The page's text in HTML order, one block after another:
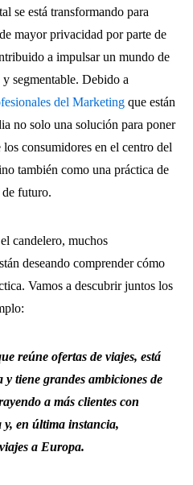
se está transformando para
mayor privacidad por parte de
a impulsar un mundo de
segmentable. Debido a
del Marketing que están
no solo una solución para poner
los consumidores en el centro del
también como una práctica de
futuro.
candelero, muchos
deseando comprender cómo
Vamos a descubrir juntos los
reúne ofertas de viajes, está
tiene grandes ambiciones de
a más clientes con
y, en última instancia,
a Europa.